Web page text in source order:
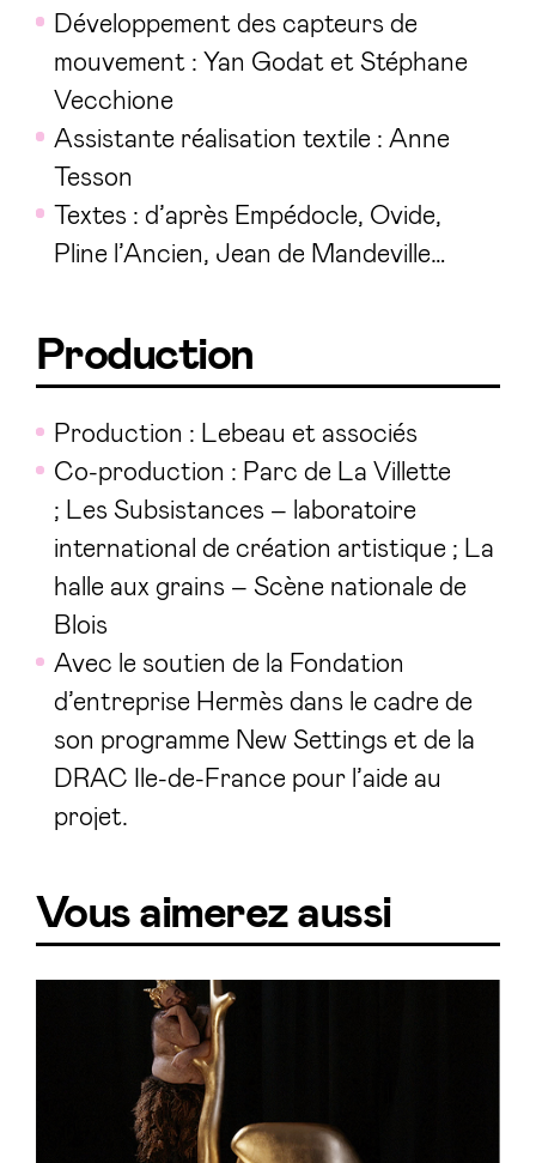
Développement des capteurs de
mouvement : Yan Godat et Stéphane
Vecchione
Assistante réalisation textile : Anne
Tesson
Textes : d’après Empédocle, Ovide,
Pline l’Ancien, Jean de Mandeville…
Production
Production : Lebeau et associés
Co-production : Parc de La Villette
; Les Subsistances – laboratoire
international de création artistique ; La
halle aux grains – Scène nationale de
Blois
Avec le soutien de la Fondation
d’entreprise Hermès dans le cadre de
son programme New Settings et de la
DRAC Ile-de-France pour l’aide au
projet.
Vous aimerez aussi